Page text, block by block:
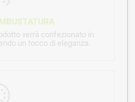
verrà confezionato in
un tocco di eleganza.